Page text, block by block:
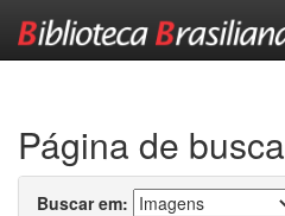
Página de busca
Buscar em: